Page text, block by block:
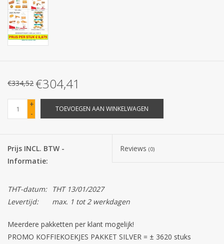
Kantoorbenodigdheden
Batterijen
Sinterklaassnoep
Paasgeschenken
Merken
€334,52 €304,41
+
-
TOEVOEGEN AAN WINKELWAGEN
Prijs INCL. BTW -
Informatie:
Reviews (0)
THT-datum:
THT 13/01/2027
Levertijd:
max. 1 tot 2 werkdagen
Meerdere pakketten per klant mogelijk!
PROMO KOFFIEKOEKJES PAKKET SILVER = ± 3620 stuks